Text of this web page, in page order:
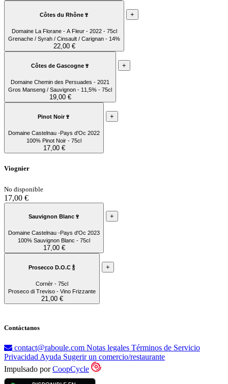
Côtes du Rhône🍷
Domaine La Florane - A Fleur - 2022 - 75cl
Grenache / Syrah / Cinsault / Carignan - 14%
22,00 €
+
Côtes de Gascogne🍷
Domaine Chemin des Persuades - 2021
Gros Manseng / Sauvignon - 11,5% - 75cl
19,00 €
+
Pinot Noir🍷
Domaine Castelnau -Pays d'Oc 2022
100% Pinot Noir - 75cl
17,00 €
+
Viognier
No disponible
17,00 €
Sauvignon Blanc🍷
Domaine Castelnau -Pays d'Oc 2023
100% Sauvignon Blanc - 75cl
17,00 €
+
Prosecco D.O.C 🍾
Cornèr - 75cl
Proseco di Treviso - Vino Frizzante
21,00 €
+
Contáctanos
contact@raboule.com Notas legales Términos de Servicio
Privacidad Ayuda Sugerir un comercio/restaurante
Impulsado porCoopCycle